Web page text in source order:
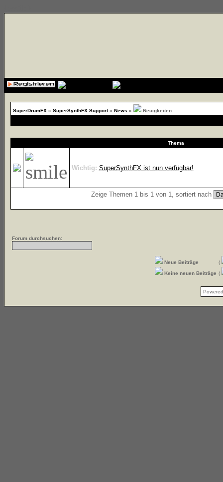
SuperDrumFX» SuperSynthFX Support» News » Neuigkeiten
Thema
Wichtig: SuperSynthFX ist nun verfügbar!
Zeige Themen 1 bis 1 von 1, sortiert nach
Forum durchsuchen:
Neue Beiträge
(
Keine neuen Beiträge (